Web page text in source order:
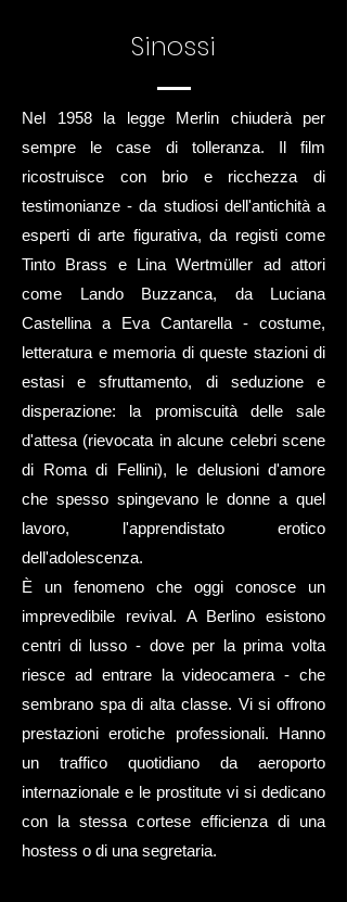
Sinossi
Nel 1958 la legge Merlin chiuderà per
sempre le case di tolleranza. Il film
ricostruisce con brio e ricchezza di
testimonianze - da studiosi dell'antichità a
esperti di arte figurativa, da registi come
Tinto Brass e Lina Wertmüller ad attori
come Lando Buzzanca, da Luciana
Castellina a Eva Cantarella - costume,
letteratura e memoria di queste stazioni di
estasi e sfruttamento, di seduzione e
disperazione: la promiscuità delle sale
d'attesa (rievocata in alcune celebri scene
di Roma di Fellini), le delusioni d'amore
che spesso spingevano le donne a quel
lavoro, l'apprendistato erotico
dell'adolescenza.
È un fenomeno che oggi conosce un
imprevedibile revival. A Berlino esistono
centri di lusso - dove per la prima volta
riesce ad entrare la videocamera - che
sembrano spa di alta classe. Vi si offrono
prestazioni erotiche professionali. Hanno
un traffico quotidiano da aeroporto
internazionale e le prostitute vi si dedicano
con la stessa cortese efficienza di una
hostess o di una segretaria.